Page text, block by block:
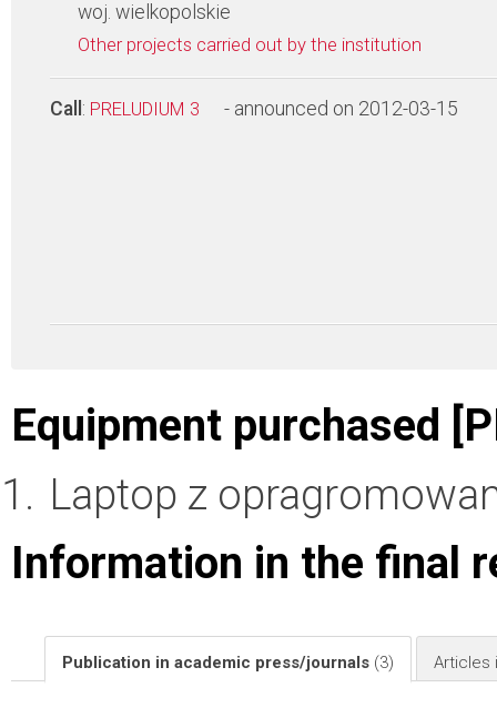
woj. wielkopolskie
Other projects carried out by the institution
Call : PRELUDIUM 3 - announced on 2012-03-15
Equipment purchased
Laptop z
Information in the final
Publication in academic press/journals (3) Articles